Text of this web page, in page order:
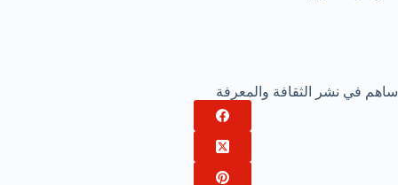
ساهم في نشر الثقافة والمعرفة